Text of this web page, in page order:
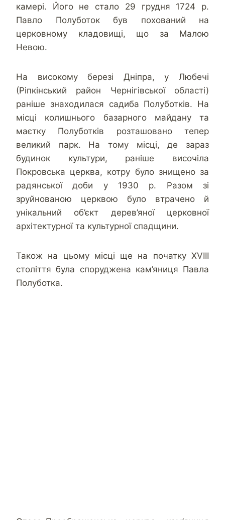
камері. Його не стало 29 грудня 1724 р.
Павло Полуботок був похований на
церковному кладовищі, що за Малою
Невою.
На високому березі Дніпра, у Любечі
(Ріпкінський район Чернігівської області)
раніше знаходилася садиба Полуботків. На
місці колишнього базарного майдану та
маєтку Полуботків розташовано тепер
великий парк. На тому місці, де зараз
будинок культури, раніше височіла
Покровська церква, котру було знищено за
радянської доби у 1930 р. Разом зі
зруйнованою церквою було втрачено й
унікальний об’єкт дерев’яної церковної
архітектурної та культурної спадщини.
Також на цьому місці ще на початку XVIII
століття була споруджена кам’яниця Павла
Полуботка.